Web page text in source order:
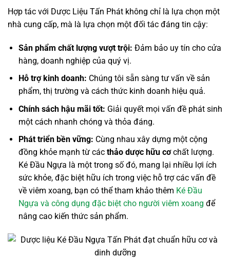
Hợp tác với Dược Liệu Tấn Phát không chỉ là lựa chọn một
nhà cung cấp, mà là lựa chọn một đối tác đáng tin cậy:
Sản phẩm chất lượng vượt trội: Đảm bảo uy tín cho cửa
hàng, doanh nghiệp của quý vị.
Hỗ trợ kinh doanh: Chúng tôi sẵn sàng tư vấn về sản
phẩm, thị trường và cách thức kinh doanh hiệu quả.
Chính sách hậu mãi tốt: Giải quyết mọi vấn đề phát sinh
một cách nhanh chóng và thỏa đáng.
Phát triển bền vững: Cùng nhau xây dựng một cộng
đồng khỏe mạnh từ các thảo dược hữu cơchất lượng.
Ké Đầu Ngựa là một trong số đó, mang lại nhiều lợi ích
sức khỏe, đặc biệt hữu ích trong việc hỗ trợ các vấn đề
về viêm xoang, bạn có thể tham khảo thêm Ké Đầu
Ngựa và công dụng đặc biệt cho người viêm xoang để
nâng cao kiến thức sản phẩm.